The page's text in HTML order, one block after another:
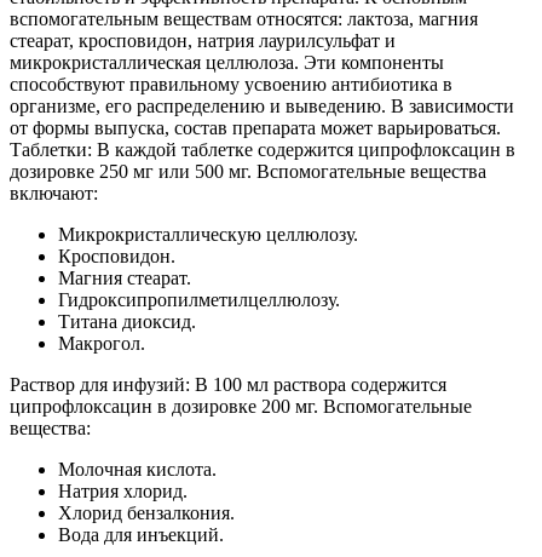
вспомогательным веществам относятся: лактоза, магния
стеарат, кросповидон, натрия лаурилсульфат и
микрокристаллическая целлюлоза. Эти компоненты
способствуют правильному усвоению антибиотика в
организме, его распределению и выведению. В зависимости
от формы выпуска, состав препарата может варьироваться.
Таблетки: В каждой таблетке содержится ципрофлоксацин в
дозировке 250 мг или 500 мг. Вспомогательные вещества
включают:
Микрокристаллическую целлюлозу.
Кросповидон.
Магния стеарат.
Гидроксипропилметилцеллюлозу.
Титана диоксид.
Макрогол.
Раствор для инфузий: В 100 мл раствора содержится
ципрофлоксацин в дозировке 200 мг. Вспомогательные
вещества:
Молочная кислота.
Натрия хлорид.
Хлорид бензалкония.
Вода для инъекций.